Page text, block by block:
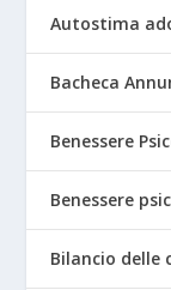
Autostima
Bacheca
Benessere
Benessere
Bilancio delle